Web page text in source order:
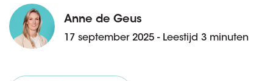
Anne de Geus
17 september 2025 - Leestijd 3 minuten